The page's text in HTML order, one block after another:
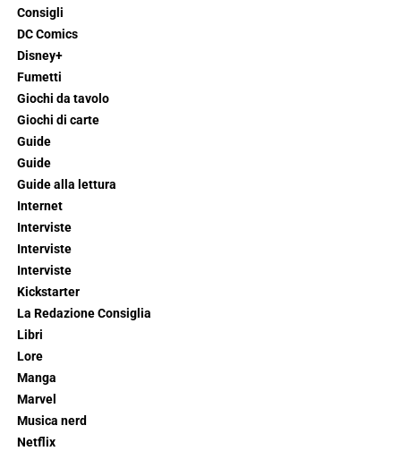
Consigli
DC Comics
Disney+
Fumetti
Giochi da tavolo
Giochi di carte
Guide
Guide
Guide alla lettura
Internet
Interviste
Interviste
Interviste
Kickstarter
La Redazione Consiglia
Libri
Lore
Manga
Marvel
Musica nerd
Netflix